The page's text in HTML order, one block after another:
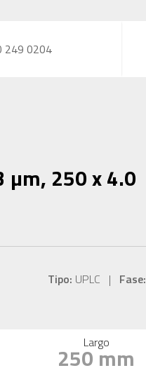
249 0204
µm, 250 x 4.0
Tipo: UPLC | Fase:
Largo
250 mm